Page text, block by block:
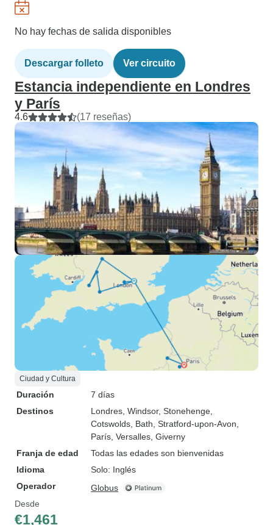
No hay fechas de salida disponibles
Descargar folleto Ver circuito
Estancia independiente en Londres
y París
4.6 (17 reseñas)
Ciudad y Cultura
Duración
7 días
Destinos
Londres , Windsor, Stonehenge
Cotswolds , Bath , Stratford-upon-Avon
París , Versalles , Giverny
Franja de edad
Todas las edades son bienvenidas
Idioma
Solo: Inglés
Operador
Globus
Desde
€1,461